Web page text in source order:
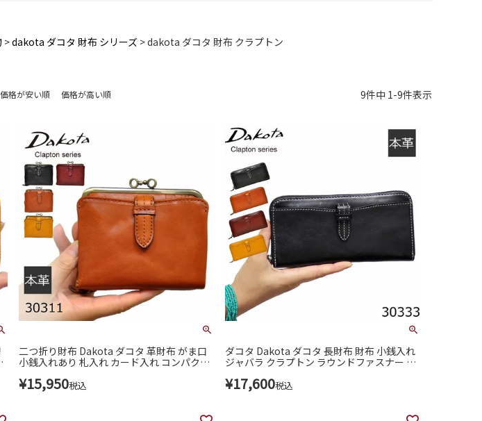
dakota ダコタ 財布 シリーズ dakota ダコタ 財布 クラプトン
価格が安い順 価格が高い順 9件中 1-9件表示
二つ折り財布 Dakota ダコタ 革財布 がま口
小銭入れあり 札入れ カード入れ コンパクト
プトン ブランド レディース 30311
¥15,950税込
ダコタ Dakota ダコタ 長財布 財布 小銭入れ
ジャバラ クラプトン ラウンドファスナー コ
¥17,600税込